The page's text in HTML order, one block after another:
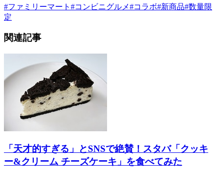
#ファミリーマート #コンビニグルメ#コラボ#新商品#数量限
定
関連記事
「天才的すぎる」とSNSで絶賛！スタバ「クッキ
ー&クリーム チーズケーキ」を食べてみた